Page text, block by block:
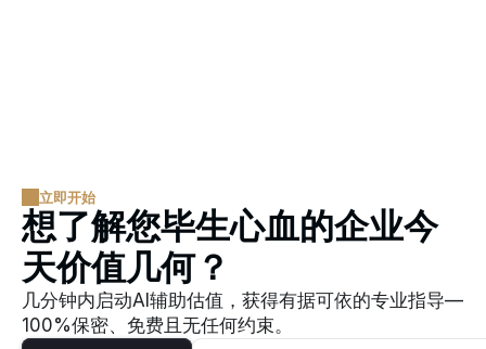
立即开始
想了解您毕生心血的企业今
天价值几何？
几分钟内启动AI辅助估值，获得有据可依的专业指导—
100%保密、免费且无任何约束。